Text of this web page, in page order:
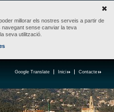
millorar els nostres serveis a partir de
navegant sense canviar la teva
seva utilització.
Contacte
Inici
Google Translate